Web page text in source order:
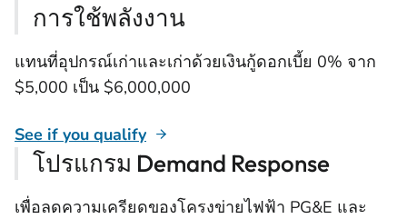
การใช้พลังงาน
แทนที่อุปกรณ์เก่าและเก่าด้วยเงินกู้ดอกเบี้ย 0% จาก
$5,000 เป็น $6,000,000
See if you qualify
โปรแกรม Demand Response
เพื่อลดความเครียดของโครงข่ายไฟฟ้า PG&E และ